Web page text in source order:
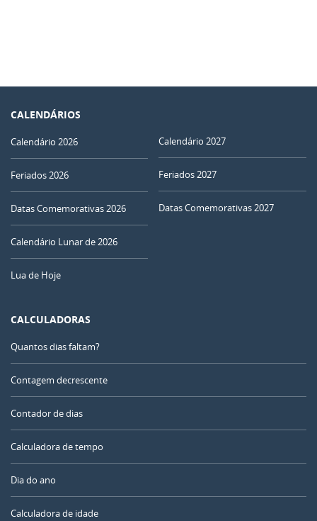
CALENDÁRIOS
Calendário 2026
Feriados 2026
Datas Comemorativas 2026
Calendário Lunar de 2026
Lua de Hoje
Calendário 2027
Feriados 2027
Datas Comemorativas 2027
CALCULADORAS
Quantos dias faltam?
Contagem decrescente
Contador de dias
Calculadora de tempo
Dia do ano
Calculadora de idade